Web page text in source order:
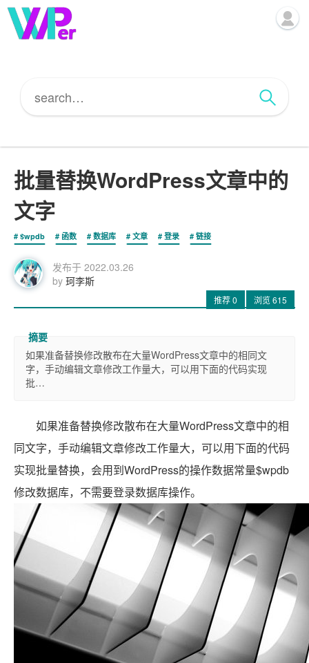
批量替换WordPress文章中的
文字
$wpdb 函数 数据库 文章 登录 链接
发布于 2022.03.26
by 珂李斯
推荐0 浏览615
如果准备替换修改散布在大量WordPress文章中的相同文
字，手动编辑文章修改工作量大，可以用下面的代码实现
批…
如果准备替换修改散布在大量WordPress文章中的相
同文字，手动编辑文章修改工作量大，可以用下面的代码
实现批量替换，会用到WordPress的操作数据常量$wpdb
修改数据库，不需要登录数据库操作。